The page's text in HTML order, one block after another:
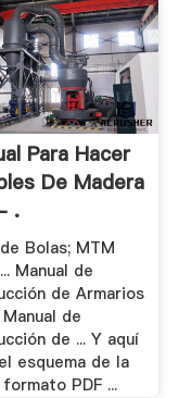
Para Hacer
De Madera
.
Bolas; MTM
Manual de
de Armarios
de
de ... Y aquí
esquema de la
PDF ...